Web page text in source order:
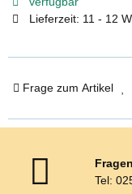
Lieferzeit: 11 - 12
Frage zum Artikel
Tel: